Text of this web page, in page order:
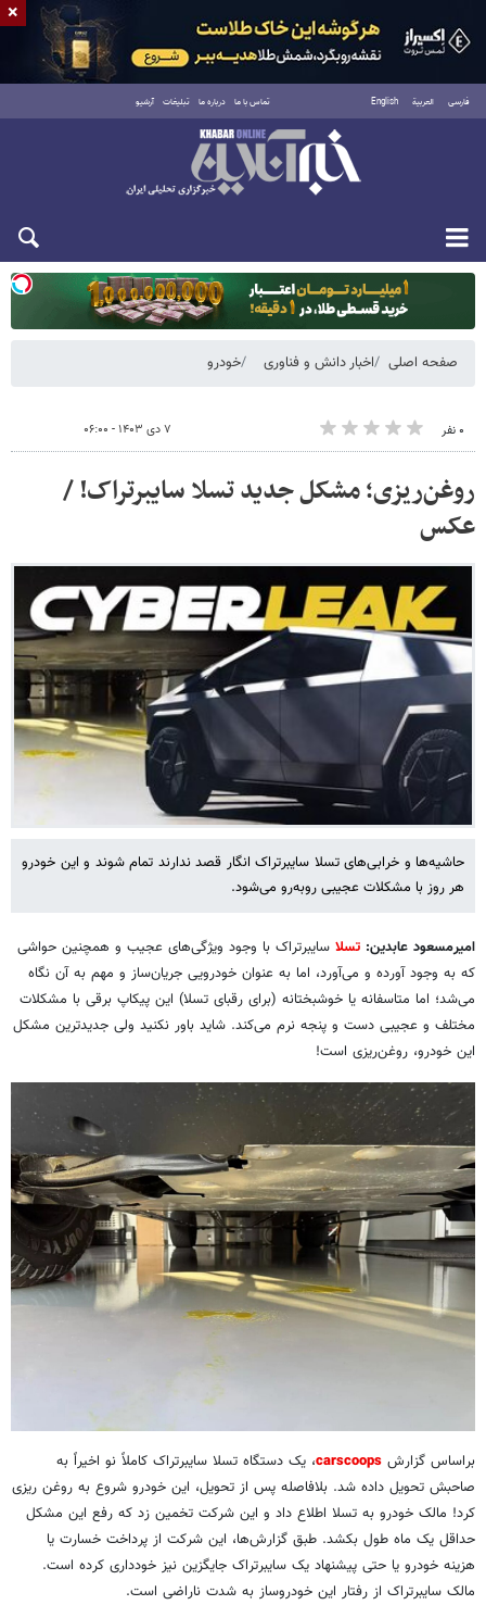
فارسی العربية English تماس با ما درباره ما تبلیغات آرشیو
یکشنبه ۱۸ مرداد ۱۴۰۵
صفحه اصلی اخبار دانش و فناوری خودرو
۰ نفر ۷ دی ۱۴۰۳ - ۰۶:۰۰
روغن‌ریزی؛ مشکل جدید تسلا سایبرتراک! /
عکس
حاشیه‌ها و خرابی‌های تسلا سایبرتراک انگار قصد ندارند تمام شوند و این خودرو
هر روز با مشکلات عجیبی روبه‌رو می‌شود.
امیرمسعود عابدین: تسلا سایبرتراک با وجود ویژگی‌های عجیب و همچنین حواشی
که به وجود آورده و می‌آورد، اما به عنوان خودرویی جریان‌ساز و مهم به آن نگاه
می‌شد؛ اما متاسفانه یا خوشبختانه (برای رقبای تسلا) این پیکاپ برقی با مشکلات
مختلف و عجیبی دست و پنجه نرم می‌کند. شاید باور نکنید ولی جدیدترین مشکل
این خودرو، روغن‌ریزی است!
براساس گزارش carscoops، یک دستگاه تسلا سایبرتراک کاملاً نو اخیراً به
صاحبش تحویل داده شد. بلافاصله پس از تحویل، این خودرو شروع به روغن ریزی
کرد! مالک خودرو به تسلا اطلاع داد و این شرکت تخمین زد که رفع این مشکل
حداقل یک ماه طول بکشد. طبق گزارش‌ها، این شرکت از پرداخت خسارت یا
هزینه خودرو یا حتی پیشنهاد یک سایبرتراک جایگزین نیز خودداری کرده است.
مالک سایبرتراک از رفتار این خودروساز به شدت ناراضی است.
×